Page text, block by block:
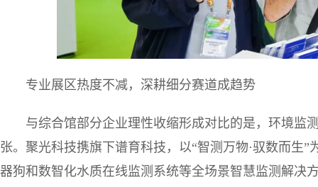
专业展区热度不减，深耕细分赛道成趋势
与综合馆部分企业理性收缩形成对比的是，环境监
张。聚光科技携旗下谱育科技，以“智测万物·驭数而生
器狗和数智化水质在线监测系统等全场景智慧监测解决